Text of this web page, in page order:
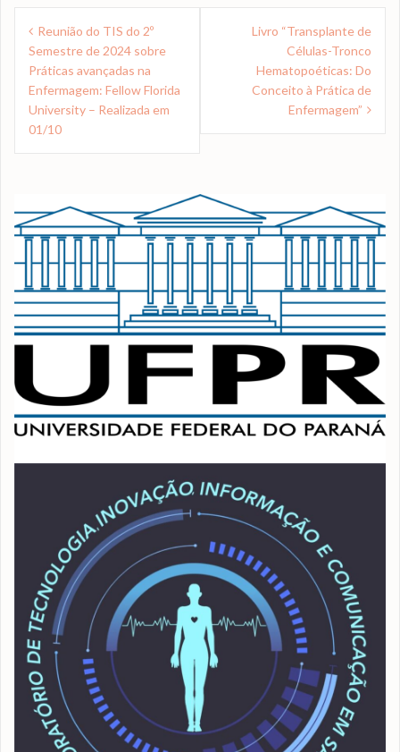
Navegação
de
Post
Reunião do TIS do 2º
Semestre de 2024 sobre
Práticas avançadas na
Enfermagem: Fellow Florida
University – Realizada em
01/10
Livro “Transplante de
Células-Tronco
Hematopoéticas: Do
Conceito à Prática de
Enfermagem”